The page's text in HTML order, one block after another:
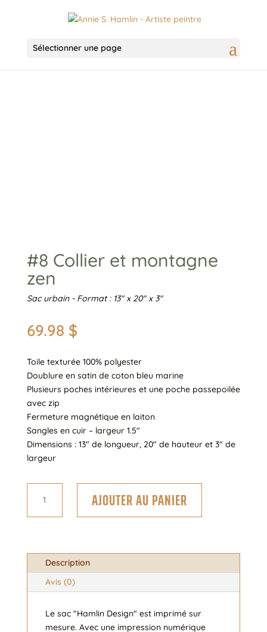
Sélectionner une page
#8 Collier et montagne
zen
Sac urbain - Format : 13" x 20" x 3"
69.98 $
Toile texturée 100% polyester
Doublure en satin de coton bleu marine
Plusieurs poches intérieures et une poche passepoilée
avec zip
Fermeture magnétique en laiton
Sangles en cuir – largeur 1.5″
Dimensions : 13″ de longueur, 20″ de hauteur et 3″ de
largeur
#8
montagne
zen
AJOUTER AU PANIER
Description
Avis (0)
Le sac "Hamlin Design" est imprimé sur
mesure. Avec une impression numérique